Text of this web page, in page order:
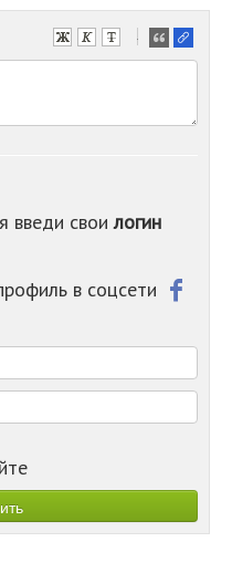
-
-
-
-
-
введи своилогин
в соцсети